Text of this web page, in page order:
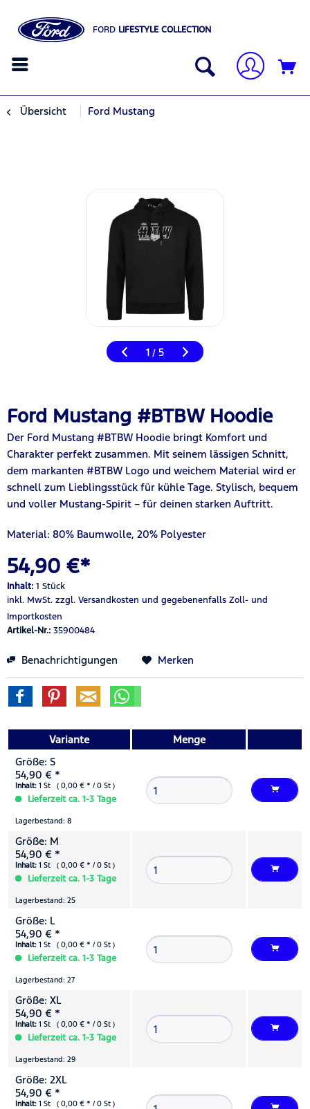
FORD LIFESTYLE COLLECTION
Übersicht Ford Mustang
1 / 5
Ford Mustang #BTBW Hoodie
Der Ford Mustang #BTBW Hoodie bringt Komfort und
Charakter perfekt zusammen. Mit seinem lässigen Schnitt,
dem markanten #BTBW Logo und weichem Material wird er
schnell zum Lieblingsstück für kühle Tage. Stylisch, bequem
und voller Mustang-Spirit – für deinen starken Auftritt.
Material: 80% Baumwolle, 20% Polyester
54,90 €*
Inhalt: 1 Stück
inkl. MwSt. zzgl. Versandkosten und gegebenenfalls Zoll- und
Importkosten
Artikel-Nr.: 35900484
Benachrichtigungen Merken
Variante
Menge
Größe: S
54,90 € *
Inhalt: 1 St ( 0,00 € * / 0 St )
Lieferzeit ca. 1-3 Tage
Lagerbestand: 8
Größe: M
54,90 € *
Inhalt: 1 St ( 0,00 € * / 0 St )
Lieferzeit ca. 1-3 Tage
Lagerbestand: 25
Größe: L
54,90 € *
Inhalt: 1 St ( 0,00 € * / 0 St )
Lieferzeit ca. 1-3 Tage
Lagerbestand: 27
Größe: XL
54,90 € *
Inhalt: 1 St ( 0,00 € * / 0 St )
Lieferzeit ca. 1-3 Tage
Lagerbestand: 29
Größe: 2XL
54,90 € *
Inhalt: 1 St ( 0,00 € * / 0 St )